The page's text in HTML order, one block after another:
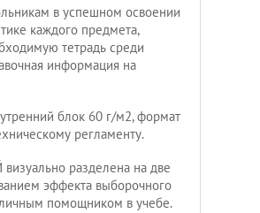
в успешном освоении
каждого предмета,
тетрадь среди
информация на
блок 60 г/м2, формат
регламенту.
разделена на две
эффекта выборочного
помощником в учебе.